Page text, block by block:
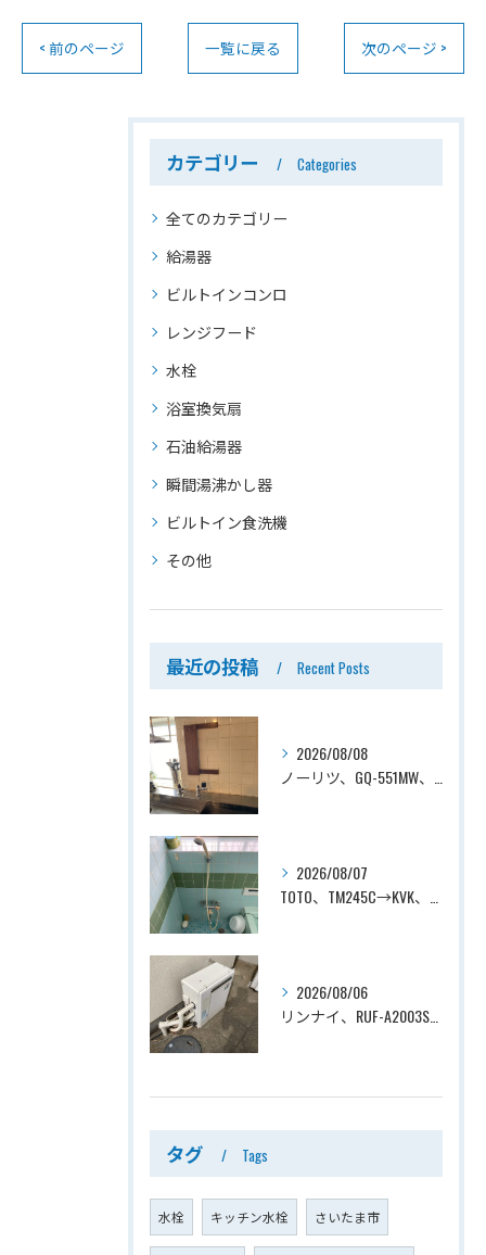
< 前のページ 一覧に戻る 次のページ >
カテゴリー Categories
全てのカテゴリー
給湯器
ビルトインコンロ
レンジフード
水栓
浴室換気扇
石油給湯器
瞬間湯沸かし器
ビルトイン食洗機
その他
最近の投稿 Recent Posts
2026/08/08
ノーリツ、GQ-551MW、5号、元止式、屋内壁掛、防熱カバー付き、瞬間湯沸かし器（小型湯沸器）設置工事ー埼玉県川口市道合
2026/08/07
TOTO、TM245C→KVK、KF800T、壁付タイプ、サーモスタット付シャワーバス水栓、浴室用水栓交換工事ー埼玉県上尾市平塚
2026/08/06
リンナイ、RUF-A2003SAG(A)→ノーリツ、GT-C2072SAR-1 BL、20号、エコジョーズ、オート、屋外据置型、給湯器交換工事ー埼玉県上尾市平塚
タグ Tags
水栓 キッチン水栓 さいたま市